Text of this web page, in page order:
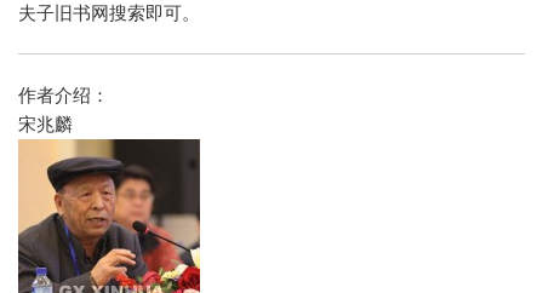
夫子旧书网搜索即可。
作者介绍：
宋兆麟